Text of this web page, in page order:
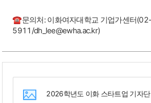
☎문의처: 이화여자대학교 기업가센터
5911/dh_lee@ewha.ac.kr)